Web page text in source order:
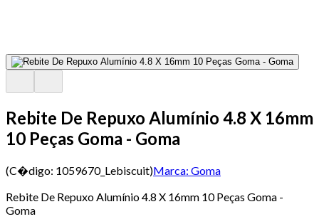
Rebite De Repuxo Alumínio 4.8 X 16mm
10 Peças Goma - Goma
(C�digo: 1059670_Lebiscuit)Marca: Goma
Rebite De Repuxo Alumínio 4.8 X 16mm 10 Peças Goma -
Goma